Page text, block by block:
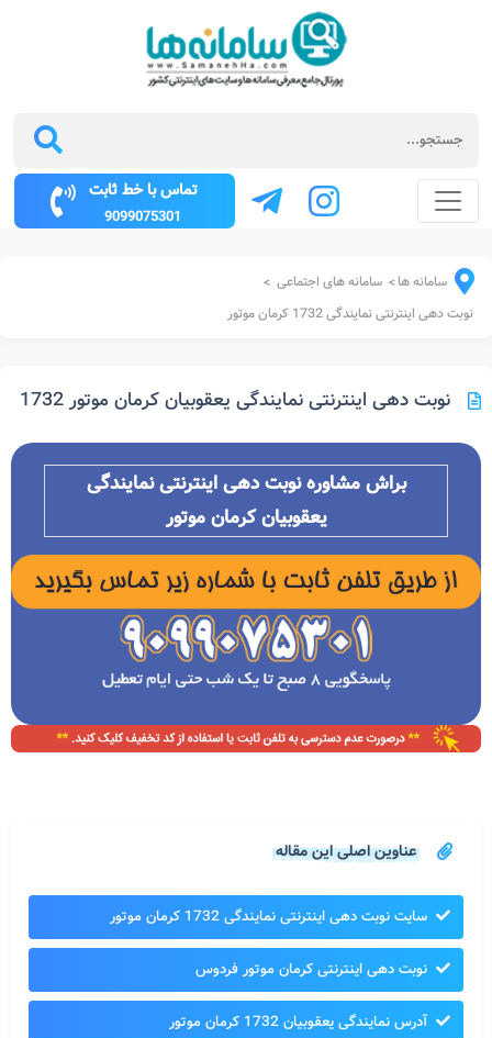
تماس با خط ثابت
9099075301
سامانه ها> سامانه های اجتماعی >
نوبت دهی اینترنتی نمایندگی 1732 کرمان موتور
نوبت دهی اینترنتی نمایندگی یعقوبیان کرمان موتور 1732
براش مشاورهنوبت دهی اینترنتی نمایندگی
یعقوبیان کرمان موتور
عناوین اصلی این مقاله
سایت نوبت دهی اینترنتی نمایندگی 1732 کرمان موتور
نوبت دهی اینترنتی کرمان موتور فردوس
آدرس نمایندگی یعقوبیان 1732 کرمان موتور